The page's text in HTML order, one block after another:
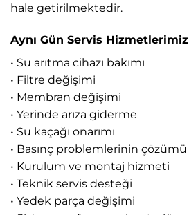
hale getirilmektedir.
Aynı Gün Servis Hizmetlerimiz
• Su arıtma cihazı bakımı
• Filtre değişimi
• Membran değişimi
• Yerinde arıza giderme
• Su kaçağı onarımı
• Basınç problemlerinin çözümü
• Kurulum ve montaj hizmeti
• Teknik servis desteği
• Yedek parça değişimi